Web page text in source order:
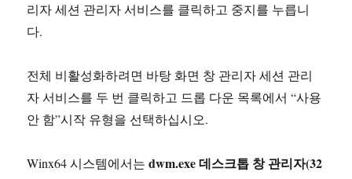
리자 세션 관리자 서비스를 클릭하고 중지를 누릅니
다.
전체 비활성화하려면 바탕 화면 창 관리자 세션 관리
자 서비스를 두 번 클릭하고 드롭 다운 목록에서 “사용
안 함”시작 유형을 선택하십시오.
Winx64 시스템에서는 dwm.exe 데스크톱 창 관리자(32